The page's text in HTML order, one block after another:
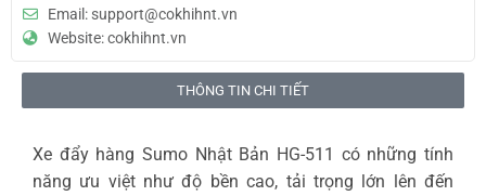
Email: support@cokhihnt.vn
Website: cokhihnt.vn
THÔNG TIN CHI TIẾT
Xe đẩy hàng Sumo Nhật Bản HG-511 có những tính
năng ưu việt như độ bền cao, tải trọng lớn lên đến